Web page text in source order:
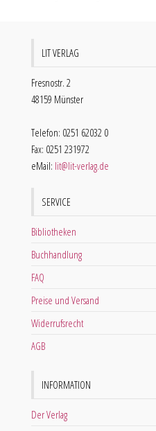
LIT VERLAG
Fresnostr. 2
48159 Münster
Telefon: 0251 62032 0
Fax: 0251 231972
eMail: lit@lit-verlag.de
SERVICE
Bibliotheken
Buchhandlung
FAQ
Preise und Versand
Widerrufsrecht
AGB
INFORMATION
Der Verlag